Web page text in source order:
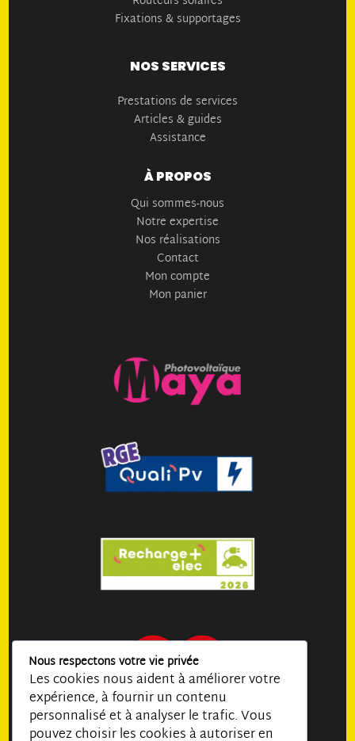
Fixations & supportages
NOS SERVICES
Prestations de services
Articles & guides
Assistance
À PROPOS
Qui sommes-nous
Notre expertise
Nos réalisations
Contact
Mon compte
Mon panier
Nous respectons votre vie privée
Les cookies nous aident à améliorer votre
expérience, à fournir un contenu
personnalisé et à analyser le trafic. Vous
pouvez choisir les cookies à autoriser en